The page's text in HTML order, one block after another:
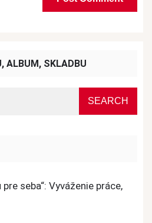
ALBUM, SKLADBU
seba“: Vyváženie práce,